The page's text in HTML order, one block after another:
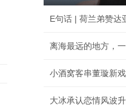
E句话 | 荷兰弟赞达
离海最远的地方，
小酒窝客串董璇新
大冰承认恋情风波